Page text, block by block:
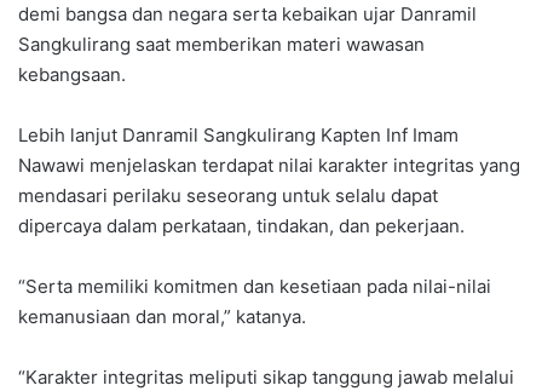
demi bangsa dan negara serta kebaikan ujar Danramil
Sangkulirang saat memberikan materi wawasan
kebangsaan.
Lebih lanjut Danramil Sangkulirang Kapten Inf Imam
Nawawi menjelaskan terdapat nilai karakter integritas yang
mendasari perilaku seseorang untuk selalu dapat
dipercaya dalam perkataan, tindakan, dan pekerjaan.
“Serta memiliki komitmen dan kesetiaan pada nilai-nilai
kemanusiaan dan moral,” katanya.
“Karakter integritas meliputi sikap tanggung jawab melalui